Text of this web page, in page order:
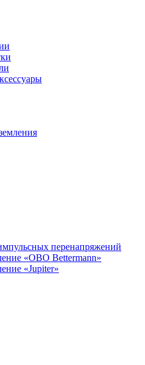
перенапряжений
«OBO Bettermann»
«Jupiter»